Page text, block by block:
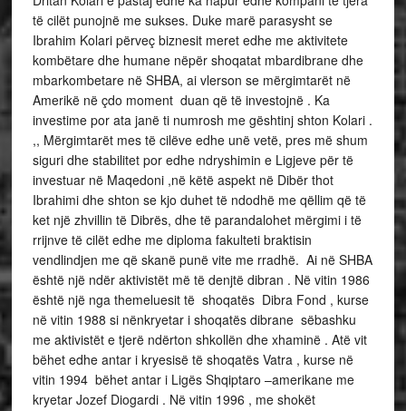
të cilët punojnë me sukses. Duke marë parasysht se
Ibrahim Kolari përveç biznesit meret edhe me aktivitete
kombëtare dhe humane nëpër shoqatat mbardibrane dhe
mbarkombetare në SHBA, ai vlerson se mërgimtarët në
Amerikë në çdo moment duan që të investojnë . Ka
investime por ata janë ti numrosh me gështinj shton Kolari .
,, Mërgimtarët mes të cilëve edhe unë vetë, pres më shum
siguri dhe stabilitet por edhe ndryshimin e Ligjeve për të
investuar në Maqedoni ,në këtë aspekt në Dibër thot
Ibrahimi dhe shton se kjo duhet të ndodhë me qëllim që të
ket një zhvillin të Dibrës, dhe të parandalohet mërgimi i të
rrijnve të cilët edhe me diploma fakulteti braktisin
vendlindjen me që skanë punë vite me rradhë. Ai në SHBA
është një ndër aktivistët më të denjtë dibran . Në vitin 1986
është një nga themeluesit të shoqatës Dibra Fond , kurse
në vitin 1988 si nënkryetar i shoqatës dibrane sëbashku
me aktivistët e tjerë ndërton shkollën dhe xhaminë . Atë vit
bëhet edhe antar i kryesisë të shoqatës Vatra , kurse në
vitin 1994 bëhet antar i Ligës Shqiptaro –amerikane me
kryetar Jozef Diogardi . Në vitin 1996 , me shokët